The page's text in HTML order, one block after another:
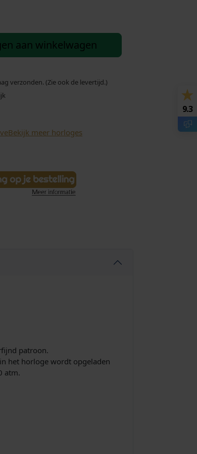
aan winkelwagen
verzonden. (Zie ook de levertijd.)
Bekijk meer horloges
patroon.
het horloge wordt opgeladen
atm.
9.3